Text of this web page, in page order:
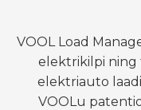
VOOL Load
elektrikilpi ning
elektriauto
VOOLu